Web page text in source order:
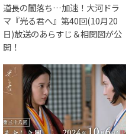
道長の闇落ち…加速！大河ドラ
マ『光る君へ』第40回(10月20
日)放送のあらすじ＆相関図が公
開！